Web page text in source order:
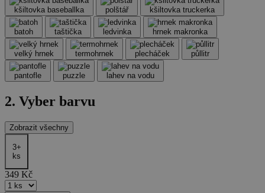
kšiltovka baseballka polštář kšiltovka truckerka
batoh taštička ledvinka hrnek makronka
velký hrnek termohrnek plecháček půllitr
pantofle puzzle lahev na vodu
2. Vyber barvu
Zobrazit všechny
3+
ks
349 Kč